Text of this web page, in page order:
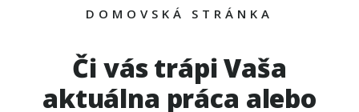
DOMOVSKÁ STRÁNKA
Či vás trápi Vaša
aktuálna práca alebo